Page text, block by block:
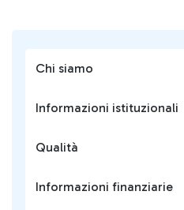
Chi siamo
Informazioni istituzionali
Qualità
Informazioni finanziarie